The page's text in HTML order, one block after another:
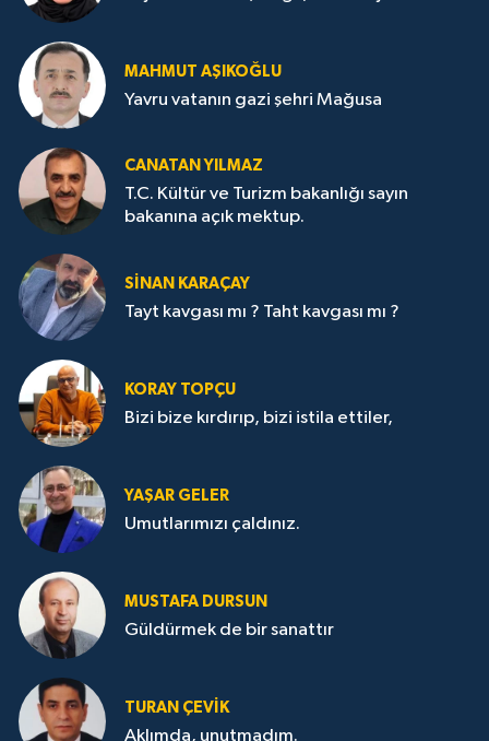
MAHMUT AŞIKOĞLU
Yavru vatanın gazi şehri Mağusa
CANATAN YILMAZ
T.C. Kültür ve Turizm bakanlığı sayın
bakanına açık mektup.
SİNAN KARAÇAY
Tayt kavgası mı ? Taht kavgası mı ?
KORAY TOPÇU
Bizi bize kırdırıp, bizi istila ettiler,
YAŞAR GELER
Umutlarımızı çaldınız.
MUSTAFA DURSUN
Güldürmek de bir sanattır
TURAN ÇEVİK
Aklımda, unutmadım.